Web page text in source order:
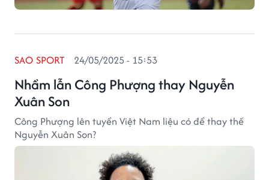
Nhầm lẫn Công Phượng thay Nguyễn
Xuân Son
SAO SPORT 24/05/2025 - 15:53
Công Phượng lên tuyển Việt Nam liệu có để thay thế
Nguyễn Xuân Son?